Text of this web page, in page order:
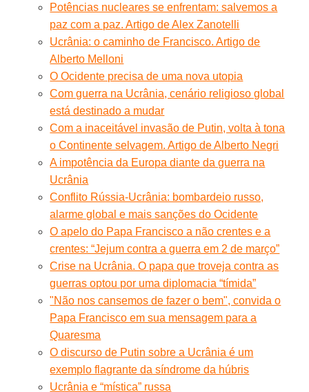
Potências nucleares se enfrentam: salvemos a
paz com a paz. Artigo de Alex Zanotelli
Ucrânia: o caminho de Francisco. Artigo de
Alberto Melloni
O Ocidente precisa de uma nova utopia
Com guerra na Ucrânia, cenário religioso global
está destinado a mudar
Com a inaceitável invasão de Putin, volta à tona
o Continente selvagem. Artigo de Alberto Negri
A impotência da Europa diante da guerra na
Ucrânia
Conflito Rússia-Ucrânia: bombardeio russo,
alarme global e mais sanções do Ocidente
O apelo do Papa Francisco a não crentes e a
crentes: “Jejum contra a guerra em 2 de março”
Crise na Ucrânia. O papa que troveja contra as
guerras optou por uma diplomacia “tímida”
"Não nos cansemos de fazer o bem", convida o
Papa Francisco em sua mensagem para a
Quaresma
O discurso de Putin sobre a Ucrânia é um
exemplo flagrante da síndrome da húbris
Ucrânia e “mística” russa